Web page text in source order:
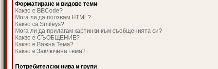
Форматиране и видове теми
Какво е BBCode?
Мога ли да ползвам HTML?
Какво са Smileys?
Мога ли да прилагам картинки към съобщенията си?
Какво е СЪОБЩЕНИЕ?
Какво е Важна Тема?
Какво е Заключена тема?
Потребителски нива и групи